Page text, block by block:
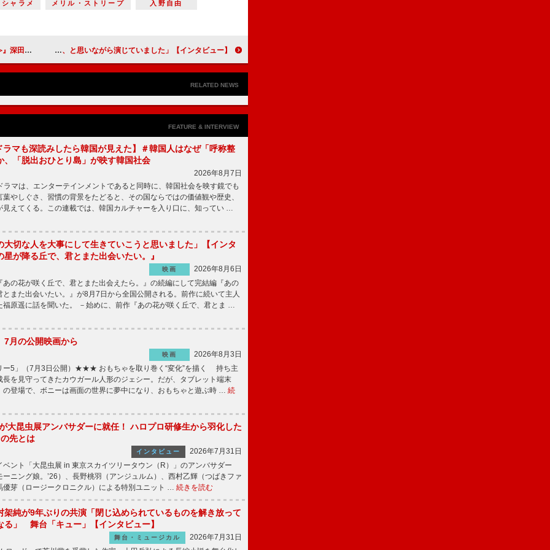
ャラメ メリル・ストリープ 入野自由
く自分の原点」 【インタビュー】映画『みをつくし料理帖』松本穂香「澪はすごいな、と思いながら演じていました」
RELATED NEWS
FEATURE & INTERVIEW
マも深読みしたら韓国が見えた】＃韓国人はなぜ「呼称整
、「脱出おひとり島」が映す韓国社会
2026年8月7日
マは、エンターテインメントであると同時に、韓国社会を映す鏡でも
やしぐさ、習慣の背景をたどると、その国ならではの価値観や歴史、
見えてくる。この連載では、韓国カルチャーを入り口に、知ってい …
大切な人を大事にして生きていこうと思いました」【インタ
星が降る丘で、君とまた出会いたい。』
映画
2026年8月6日
の花が咲く丘で、君とまた出会えたら。』の続編にして完結編『あの
とまた出会いたい。』が8月7日から全国公開される。前作に続いて主人
福原遥に話を聞いた。 －始めに、前作『あの花が咲く丘で、君とま …
7月の公開映画から
映画
2026年8月3日
ー5」（7月3日公開）★★★ おもちゃを取り巻く“変化”を描く 持ち主
長を見守ってきたカウガール人形のジェシー。だが、タブレット端末
の登場で、ボニーは画面の世界に夢中になり、おもちゃと遊ぶ時 … 続
大昆虫展アンバサダーに就任！ ハロプロ研修生から羽化した
先とは
インタビュー
2026年7月31日
ント「大昆虫展 in 東京スカイツリータウン（R）」のアンバサダー
ーニング娘。’26）、長野桃羽（アンジュルム）、西村乙輝（つばきファ
優芽（ロージークロニクル）による特別ユニット … 続きを読む
架純が9年ぶりの共演「閉じ込められているものを解き放って
る」 舞台「キュー」【インタビュー】
舞台・ミュージカル
2026年7月31日